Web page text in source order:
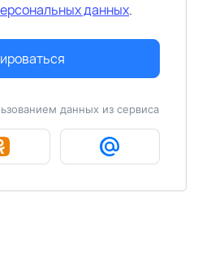
данных.
данных из сервиса